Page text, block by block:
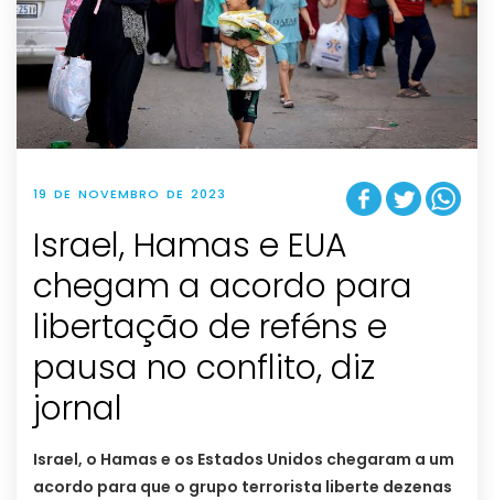
19 DE NOVEMBRO DE 2023
Israel, Hamas e EUA
chegam a acordo para
libertação de reféns e
pausa no conflito, diz
jornal
Israel, o Hamas e os Estados Unidos chegaram a um
acordo para que o grupo terrorista liberte dezenas